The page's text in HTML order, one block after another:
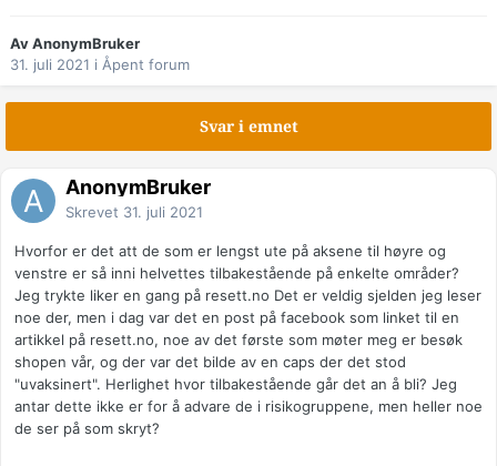
Av AnonymBruker
31. juli 2021 i Åpent forum
Svar i emnet
AnonymBruker
Skrevet 31. juli 2021
Hvorfor er det att de som er lengst ute på aksene til høyre og
venstre er så inni helvettes tilbakestående på enkelte områder?
Jeg trykte liker en gang på resett.no Det er veldig sjelden jeg leser
noe der, men i dag var det en post på facebook som linket til en
artikkel på resett.no, noe av det første som møter meg er besøk
shopen vår, og der var det bilde av en caps der det stod
"uvaksinert". Herlighet hvor tilbakestående går det an å bli? Jeg
antar dette ikke er for å advare de i risikogruppene, men heller noe
de ser på som skryt?